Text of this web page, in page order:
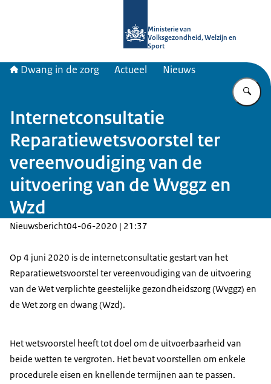
Ministerie van
Volksgezondheid, Welzijn en
Sport
Dwang in de zorg Actueel Nieuws
Internetconsultatie
Reparatiewetsvoorstel ter
vereenvoudiging van de
uitvoering van de Wvggz en
Wzd
Nieuwsbericht04-06-2020 | 21:37
Op 4 juni 2020 is de internetconsultatie gestart van het
Reparatiewetsvoorstel ter vereenvoudiging van de uitvoering
van de Wet verplichte geestelijke gezondheidszorg (Wvggz) en
de Wet zorg en dwang (Wzd).
Het wetsvoorstel heeft tot doel om de uitvoerbaarheid van
beide wetten te vergroten. Het bevat voorstellen om enkele
procedurele eisen en knellende termijnen aan te passen.